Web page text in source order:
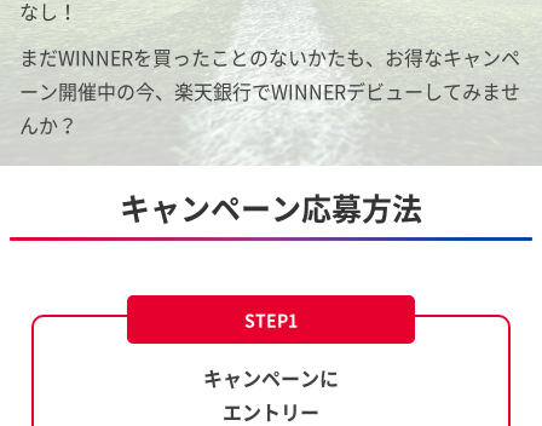
なし！
まだWINNERを買ったことのないかたも、お得なキャンペ
ーン開催中の今、楽天銀行でWINNERデビューしてみませ
んか？
キャンペーン応募方法
STEP1
キャンペーンに
エントリー